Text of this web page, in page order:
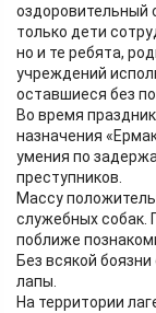
оздоровительный
только дети
но и те ребята,
учреждений
оставшиеся без
Во время
назначения
умения по
преступников.
Массу
служебных собак.
поближе
Без всякой
лапы.
На территории